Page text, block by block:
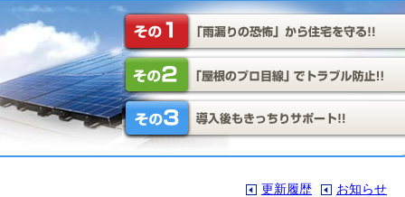
更新履歴 お知らせ